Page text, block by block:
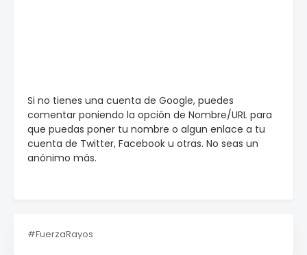
Si no tienes una cuenta de Google, puedes
comentar poniendo la opción de Nombre/URL para
que puedas poner tu nombre o algun enlace a tu
cuenta de Twitter, Facebook u otras. No seas un
anónimo más.
#FuerzaRayos